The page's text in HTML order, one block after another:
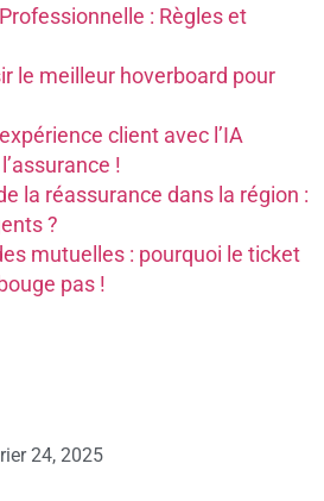
: Règles et
le meilleur hoverboard pour
client avec l’IA
!
la réassurance dans la région :
?
mutuelles : pourquoi le ticket
pas !
24, 2025